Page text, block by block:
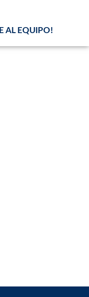
AL EQUIPO!